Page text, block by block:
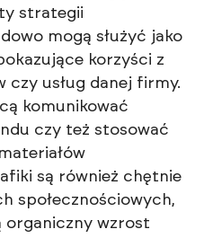
strategii
mogą służyć jako
korzyści z
usług danej firmy.
komunikować
czy też stosować
są również chętnie
społecznościowych,
organiczny wzrost